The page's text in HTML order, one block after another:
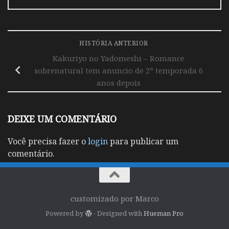
HISTÓRIA ANTERIOR
Kakuriyo no Yadomeshi – Romance
sobrenatural tem anuncio de 2º temporada 6
anos depois
DEIXE UM COMENTÁRIO
Você precisa fazer ologinpara publicar um
comentário.
customizado por Marco
Powered by - Designed with Hueman Pro